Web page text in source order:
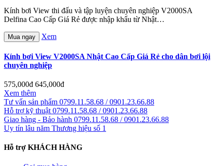
Kính bơi View thi đấu và tập luyện chuyên nghiệp V2000SA
Delfina Cao Cấp Giá Rẻ được nhập khẩu từ Nhật…
Mua ngay Xem
Kính bơi View V2000SA Nhật Cao Cấp Giá Rẻ cho dân bơi lội
chuyên nghiệp
575,000đ 645,000đ
Xem thêm
Tư vấn sản phẩm 0799.11.58.68 / 0901.23.66.88
Hỗ trợ kỹ thuật 0799.11.58.68 / 0901.23.66.88
Giao hàng - Bảo hành 0799.11.58.68 / 0901.23.66.88
Uy tín lâu năm Thương hiệu số 1
Hỗ trợ KHÁCH HÀNG